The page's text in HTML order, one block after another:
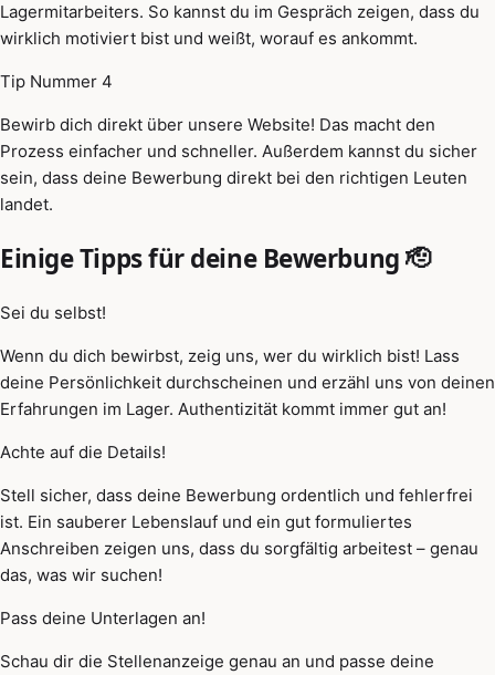
Lagermitarbeiters. So kannst du im Gespräch zeigen, dass du
wirklich motiviert bist und weißt, worauf es ankommt.
Tip Nummer 4
Bewirb dich direkt über unsere Website! Das macht den
Prozess einfacher und schneller. Außerdem kannst du sicher
sein, dass deine Bewerbung direkt bei den richtigen Leuten
landet.
Einige Tipps für deine Bewerbung 🫡
Sei du selbst!
Wenn du dich bewirbst, zeig uns, wer du wirklich bist! Lass
deine Persönlichkeit durchscheinen und erzähl uns von deinen
Erfahrungen im Lager. Authentizität kommt immer gut an!
Achte auf die Details!
Stell sicher, dass deine Bewerbung ordentlich und fehlerfrei
ist. Ein sauberer Lebenslauf und ein gut formuliertes
Anschreiben zeigen uns, dass du sorgfältig arbeitest – genau
das, was wir suchen!
Pass deine Unterlagen an!
Schau dir die Stellenanzeige genau an und passe deine